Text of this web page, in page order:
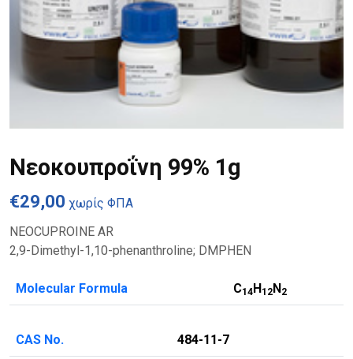
Νεοκουπροΐνη 99% 1g
€29,00 χωρίς ΦΠΑ
NEOCUPROINE AR
2,9-Dimethyl-1,10-phenanthroline; DMPHEN
Molecular Formula C1 4H1 2N2
CAS No. 484-11-7